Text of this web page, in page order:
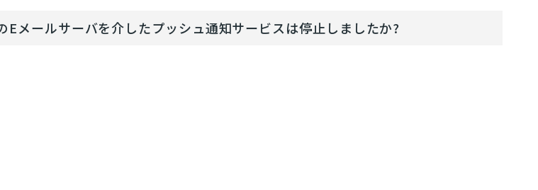
メールサーバを介したプッシュ通知サービスは停止しましたか?